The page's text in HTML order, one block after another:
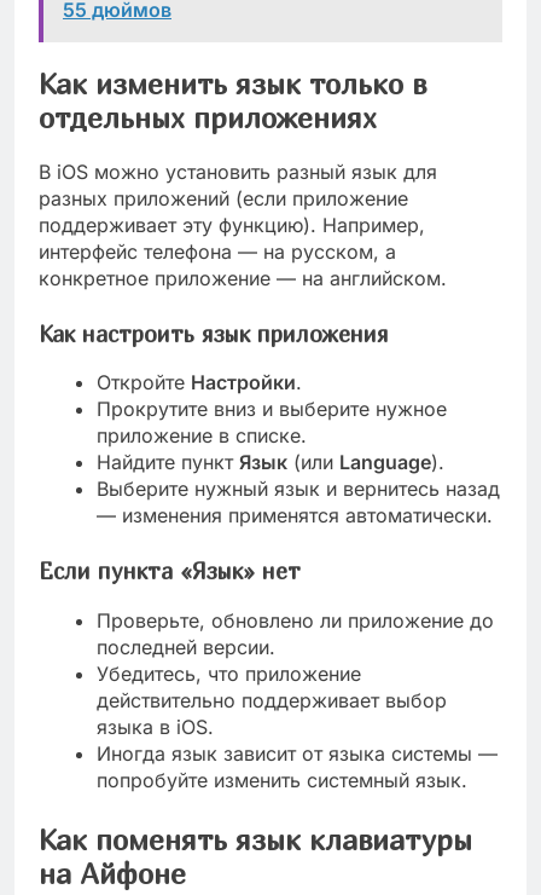
55 дюймов
Как изменить язык только в
отдельных приложениях
В iOS можно установить разный язык для
разных приложений (если приложение
поддерживает эту функцию). Например,
интерфейс телефона — на русском, а
конкретное приложение — на английском.
Как настроить язык приложения
Откройте Настройки.
Прокрутите вниз и выберите нужное
приложение в списке.
Найдите пункт Язык (или Language).
Выберите нужный язык и вернитесь назад
— изменения применятся автоматически.
Если пункта «Язык» нет
Проверьте, обновлено ли приложение до
последней версии.
Убедитесь, что приложение
действительно поддерживает выбор
языка в iOS.
Иногда язык зависит от языка системы —
попробуйте изменить системный язык.
Как поменять язык клавиатуры
на Айфоне